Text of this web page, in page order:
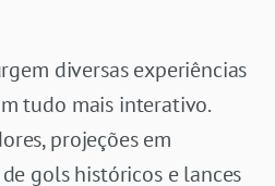
diversas experiências
tudo mais interativo.
projeções em
gols históricos e lances